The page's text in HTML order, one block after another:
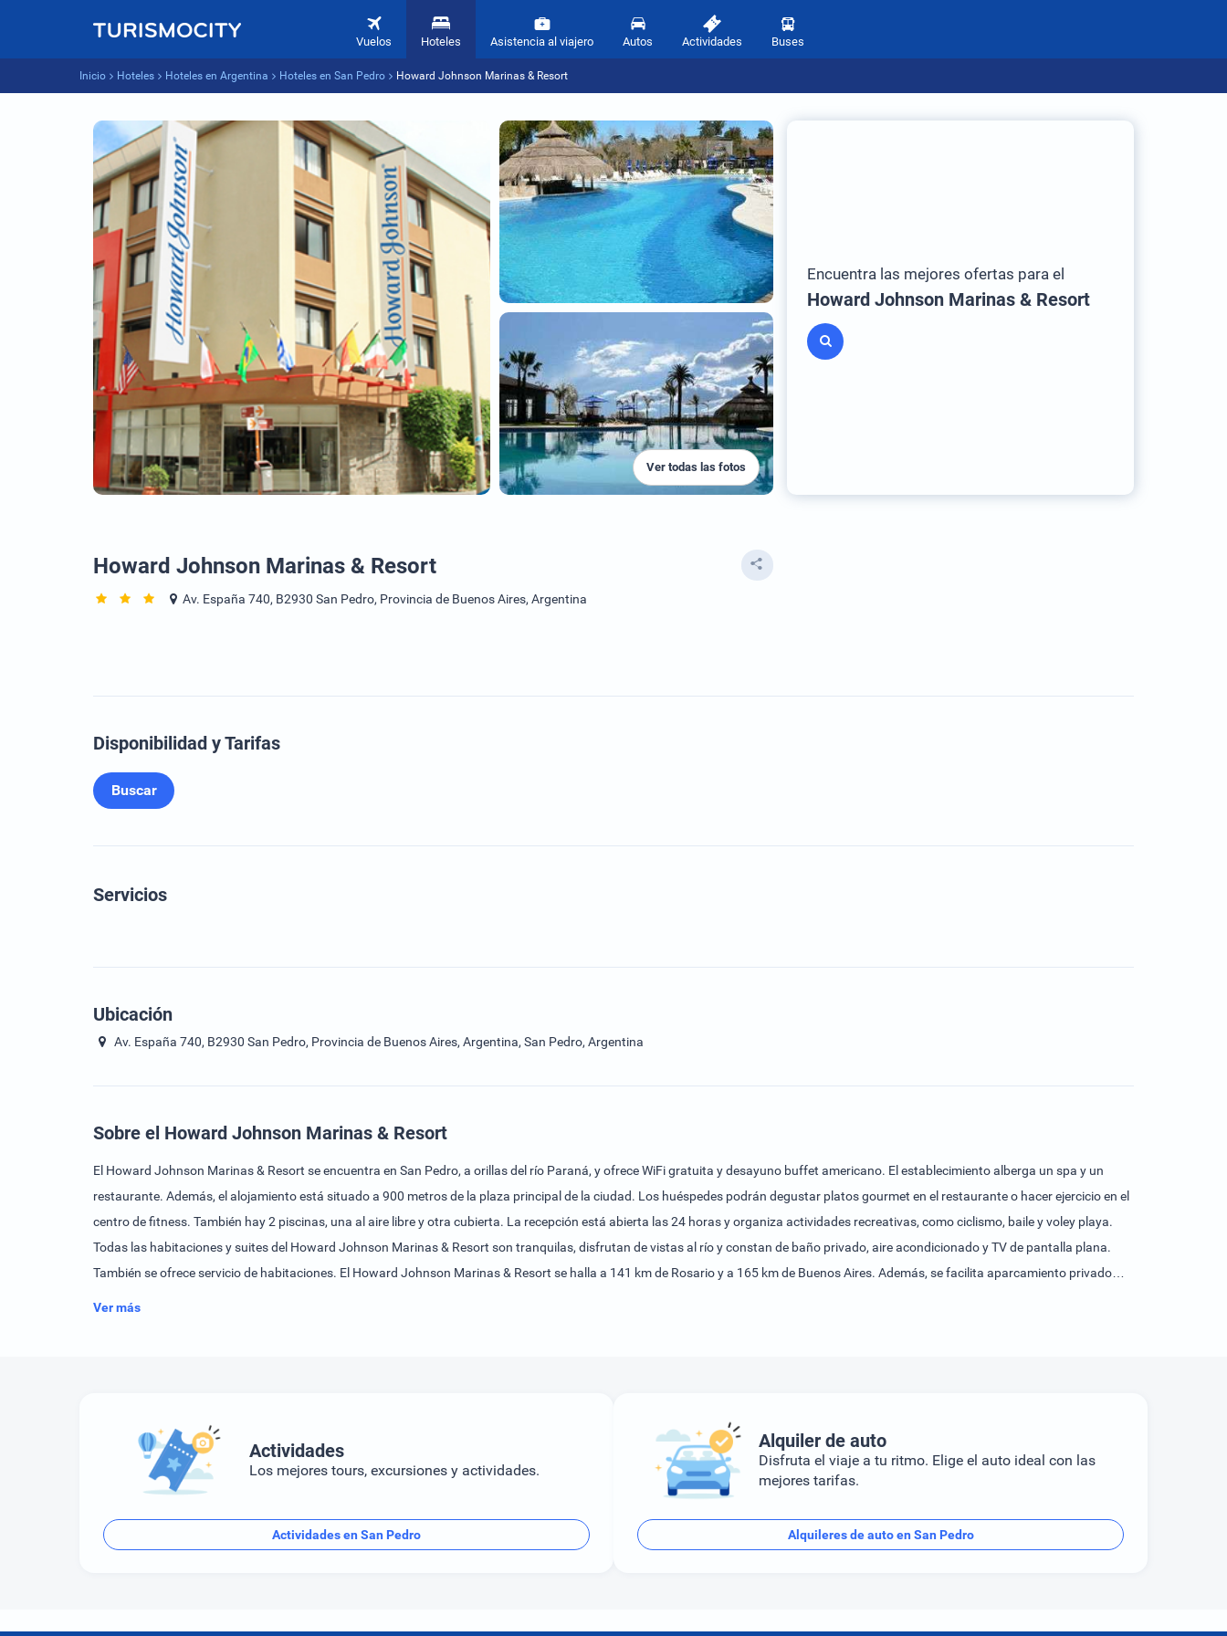
Vuelos Hoteles Asistencia al viajero Autos Actividades Buses
Inicio Hoteles Hoteles en Argentina Hoteles en San Pedro Howard Johnson Marinas & Resort
Ver todas las fotos
Encuentra las mejores ofertas para el
Howard Johnson Marinas & Resort
Howard Johnson Marinas & Resort
Av. España 740, B2930 San Pedro, Provincia de Buenos Aires, Argentina
Disponibilidad y Tarifas
Buscar
Servicios
Ubicación
Av. España 740, B2930 San Pedro, Provincia de Buenos Aires, Argentina, San Pedro, Argentina
Sobre el Howard Johnson Marinas & Resort
El Howard Johnson Marinas & Resort se encuentra en San Pedro, a orillas del río Paraná, y ofrece WiFi gratuita y desayuno buffet americano. El establecimiento alberga un spa y un
restaurante. Además, el alojamiento está situado a 900 metros de la plaza principal de la ciudad. Los huéspedes podrán degustar platos gourmet en el restaurante o hacer ejercicio en el
centro de fitness. También hay 2 piscinas, una al aire libre y otra cubierta. La recepción está abierta las 24 horas y organiza actividades recreativas, como ciclismo, baile y voley playa.
Todas las habitaciones y suites del Howard Johnson Marinas & Resort son tranquilas, disfrutan de vistas al río y constan de baño privado, aire acondicionado y TV de pantalla plana.
También se ofrece servicio de habitaciones. El Howard Johnson Marinas & Resort se halla a 141 km de Rosario y a 165 km de Buenos Aires. Además, se facilita aparcamiento privado
Ver más
Actividades
Los mejores tours, excursiones y actividades.
Actividades en San Pedro
Alquiler de auto
Disfruta el viaje a tu ritmo. Elige el auto ideal con las
mejores tarifas.
Alquileres de auto en San Pedro